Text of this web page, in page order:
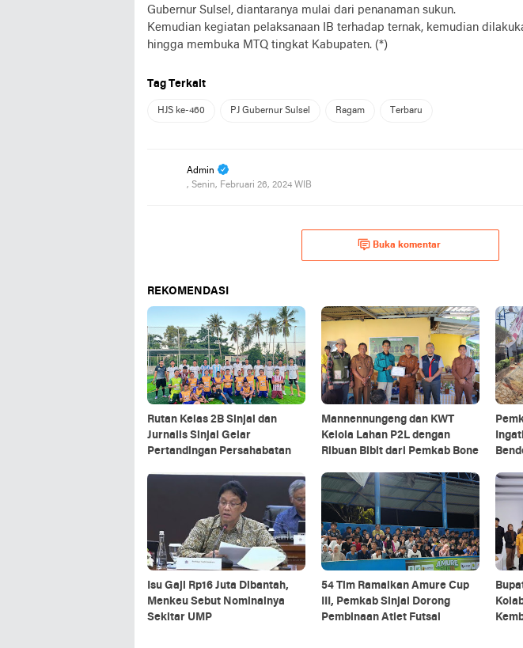
Gubernur Sulsel, diantaranya mulai dari penanaman sukun.
Kemudian kegiatan pelaksanaan IB terhadap ternak, kemudian
hingga membuka MTQ tingkat Kabupaten. (*)
Tag Terkait
HJS ke-460 PJ Gubernur Sulsel Ragam Terbaru
Admin
, Senin, Februari 26, 2024 WIB
Buka komentar
REKOMENDASI
Rutan Kelas 2B Sinjai dan
Jurnalis Sinjai Gelar
Pertandingan Persahabatan
Mannennungeng dan KWT
Kelola Lahan P2L dengan
Ribuan Bibit dari Pemkab Bone
Isu Gaji Rp16 Juta Dibantah,
Menkeu Sebut Nominalnya
Sekitar UMP
54 Tim Ramaikan Amure Cup
III, Pemkab Sinjai Dorong
Pembinaan Atlet Futsal